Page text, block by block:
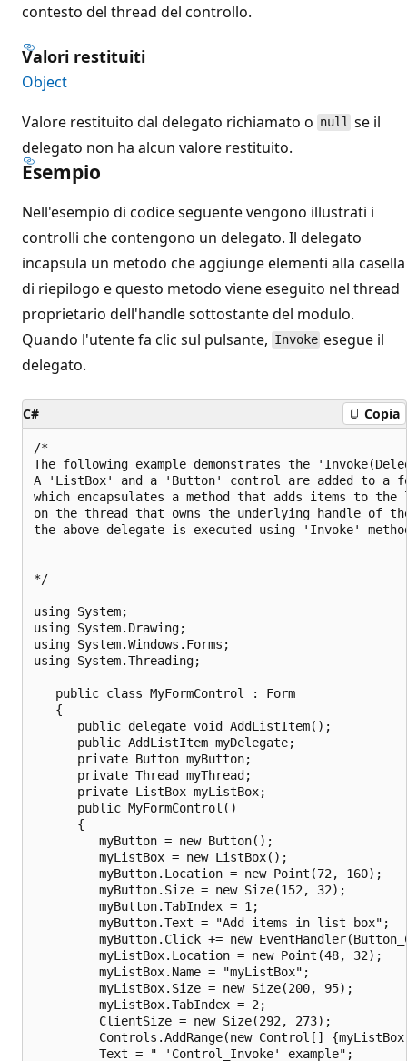
contesto del thread del controllo.
Valori restituiti
Object
Valore restituito dal delegato richiamato o null se il
delegato non ha alcun valore restituito.
Esempio
Nell'esempio di codice seguente vengono illustrati i
controlli che contengono un delegato. Il delegato
incapsula un metodo che aggiunge elementi alla casella
di riepilogo e questo metodo viene eseguito nel thread
proprietario dell'handle sottostante del modulo.
Quando l'utente fa clic sul pulsante, Invoke esegue il
delegato.
C# Copia
/*
The following example demonstrates the
A 'ListBox' and a 'Button' control are added to a
which encapsulates a method that adds items to
on the thread that owns the underlying handle of
the above delegate is executed using 'Invoke'
*/
using System;
using System.Drawing;
using System.Windows.Forms;
using System.Threading;
   public class MyFormControl : Form
   {
      public delegate void AddListItem();
      public AddListItem myDelegate;
      private Button myButton;
      private Thread myThread;
      private ListBox myListBox;
      public MyFormControl()
      {
         myButton = new Button();
         myListBox = new ListBox();
         myButton.Location = new Point(72, 160);
         myButton.Size = new Size(152, 32);
         myButton.TabIndex = 1;
         myButton.Text = "Add items in list box";
myButton.Click += new
         myListBox.Location = new Point(48, 32);
         myListBox.Name = "myListBox";
         myListBox.Size = new Size(200, 95);
         myListBox.TabIndex = 2;
         ClientSize = new Size(292, 273);
Controls.AddRange(new Control[]
         Text = " 'Control_Invoke' example";